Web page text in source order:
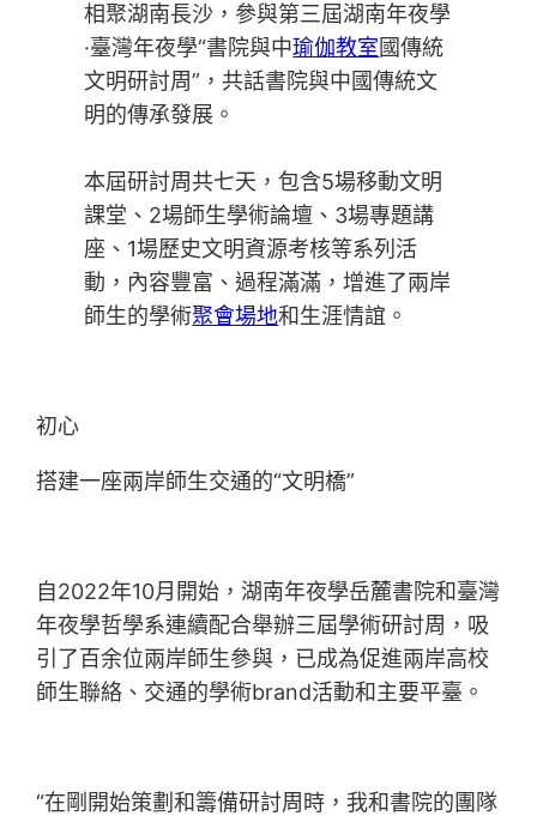
相聚湖南長沙，參與第三屆湖南年夜學
·臺灣年夜學“書院與中瑜伽教室國傳統
文明研討周”，共話書院與中國傳統文
明的傳承發展。
本屆研討周共七天，包含5場移動文明
課堂、2場師生學術論壇、3場專題講
座、1場歷史文明資源考核等系列活
動，內容豐富、過程滿滿，增進了兩岸
師生的學術聚會場地和生涯情誼。
初心
搭建一座兩岸師生交通的“文明橋”
自2022年10月開始，湖南年夜學岳麓書院和臺灣
年夜學哲學系連續配合舉辦三屆學術研討周，吸
引了百余位兩岸師生參與，已成為促進兩岸高校
師生聯絡、交通的學術brand活動和主要平臺。
“在剛開始策劃和籌備研討周時，我和書院的團隊